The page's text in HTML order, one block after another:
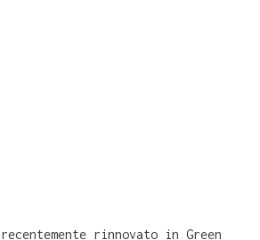
recentemente rinnovato in Green